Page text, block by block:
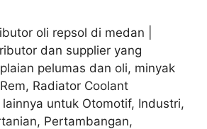
oli repsol di medan |
dan supplier yang
pelumas dan oli, minyak
Radiator Coolant
untuk Otomotif, Industri,
Pertambangan,